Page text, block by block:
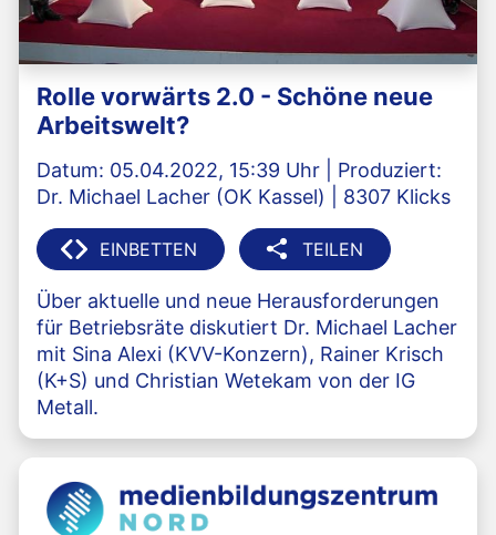
Rolle vorwärts 2.0 - Schöne neue
Arbeitswelt?
Datum: 05.04.2022, 15:39 Uhr | Produziert:
Dr. Michael Lacher (OK Kassel) | 8307 Klicks
EINBETTEN TEILEN
Über aktuelle und neue Herausforderungen
für Betriebsräte diskutiert Dr. Michael Lacher
mit Sina Alexi (KVV-Konzern), Rainer Krisch
(K+S) und Christian Wetekam von der IG
Metall.